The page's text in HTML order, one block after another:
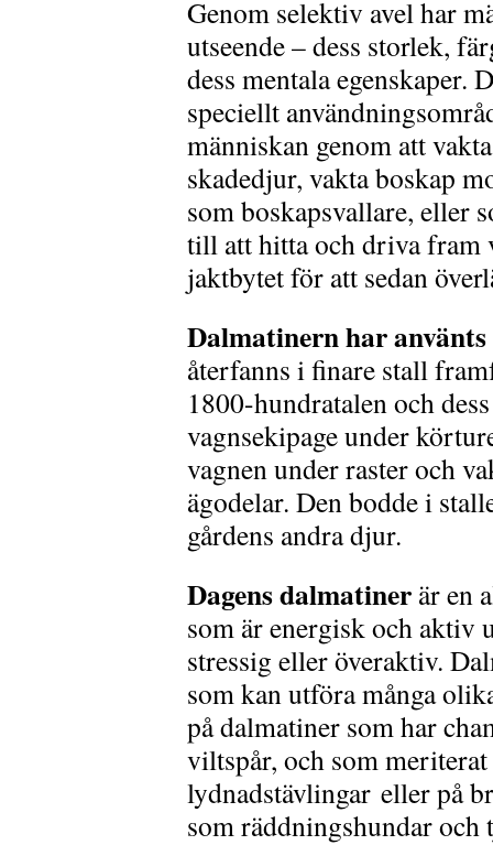
Genom selektiv avel har
utseende – dess storlek,
dess mentala egenskaper.
speciellt
människan genom att
skadedjur, vakta boskap
som boskapsvallare, eller
till att hitta och driva fram
jaktbytet för att sedan
Dalmatinern har använts
återfanns i finare stall
1800-hundratalen och
vagnsekipage under
vagnen under raster och
ägodelar. Den bodde i
gårdens andra djur.
Dagens dalmatiner är en
som är energisk och aktiv
stressig eller överaktiv.
som kan utföra många
på dalmatiner som har
viltspår, och som
lydnadstävlingar eller på
som räddningshundar